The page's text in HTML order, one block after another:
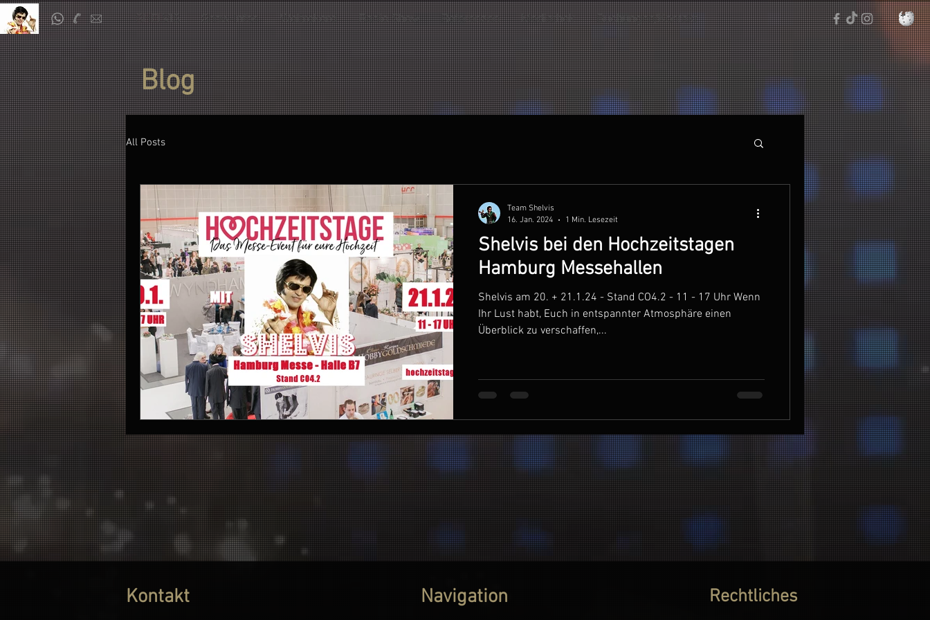
SHELVIS Show-Infos Weltrekord Radio Show Referenzen Mediathek Buchungen/Kontakt
Blog
All Posts
Shelvis bei den Hochzeitstagen
Hamburg Messehallen
Shelvis am 20. + 21.1.24 - Stand CO4.2 - 11 - 17 Uhr Wenn
Ihr Lust habt, Euch in entspannter Atmosphäre einen
Überblick zu verschaffen,...
Team Shelvis
16. Jan. 2024
1 Min. Lesezeit
Kontakt Rechtliches
Navigation